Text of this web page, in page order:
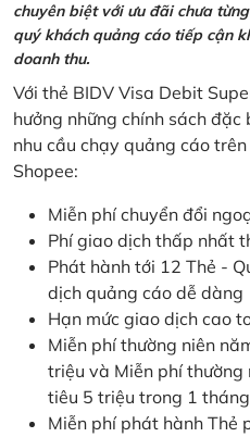
chuyên biệt với ưu đãi chưa
quý khách quảng cáo tiếp cận
doanh thu.
Với thẻ BIDV Visa Debit
hưởng những chính sách
nhu cầu chạy quảng cáo
Shopee:
Miễn phí chuyển đổi
Phí giao dịch thấp nhất
Phát hành tới 12 Thẻ -
dịch quảng cáo dễ dàng
Hạn mức giao dịch cao
Miễn phí thường niên
triệu và Miễn phí thường
tiêu 5 triệu trong 1
Miễn phí phát hành Thẻ